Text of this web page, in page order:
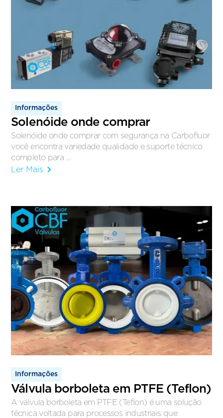
Informações
Solenóide onde comprar
Solenóide onde comprar com segurança na Carbofluor
você encontra variedade qualidade e suporte técnico
completo para ...
Ler Mais
Informações
Válvula borboleta em PTFE (Teflon)
A válvula borboleta em PTFE (Teflon) é uma solução
técnica voltada para processos industriais que